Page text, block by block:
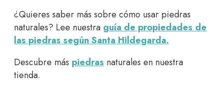
¿Quieres saber más sobre cómo usar piedras
naturales? Lee nuestra guía de propiedades de
las piedras según Santa Hildegarda.
Descubre más piedras naturales en nuestra
tienda.